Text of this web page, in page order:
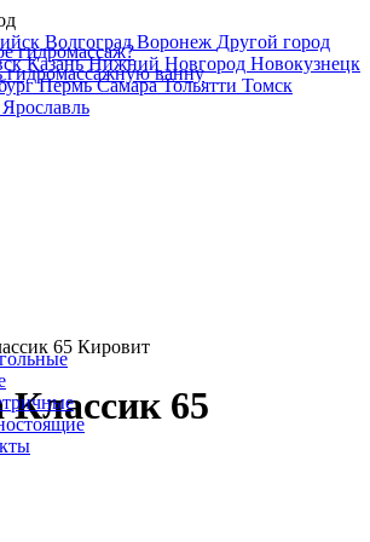
ВолгоградВоронеж Другой город
КазаньНижний Новгород Новокузнецк
ПермьСамараТольятти Томск
Ярославль
гидромассаж?
гидромассажную ванну
65 Кировит
Классик 65